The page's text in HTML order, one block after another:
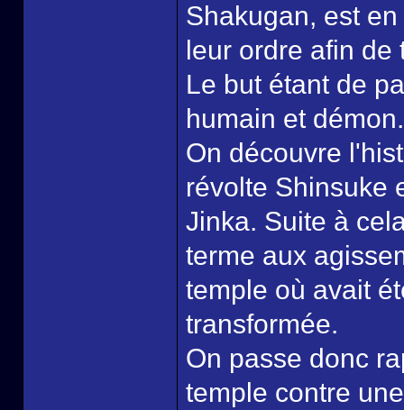
Shakugan, est
leur ordre afin de
Le but étant de
humain et démon.
On découvre
révolte Shinsuke
Jinka. Suite à
terme aux
temple où avait
transformée.
On passe donc
temple contre